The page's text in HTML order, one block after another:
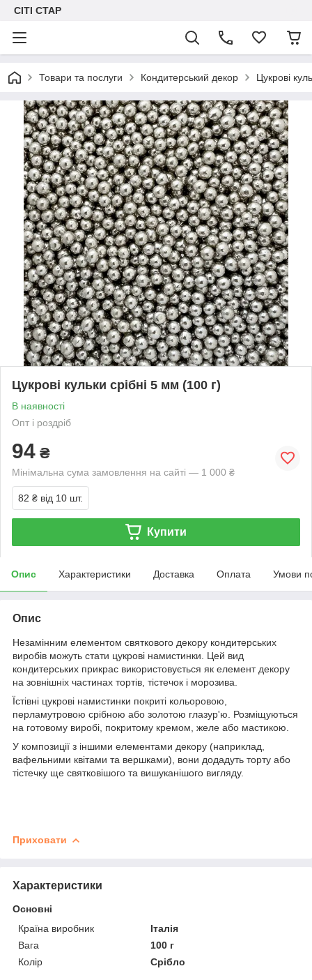
СІТІ СТАР
Товари та послуги Кондитерський декор Цукрові
Цукрові кульки срібні 5 мм (100 г)
В наявності
Опт і роздріб
94 ₴
Мінімальна сума замовлення на сайті — 1 000 ₴
82 ₴ від 10 шт.
Купити
Опис Характеристики Доставка Оплата Умови
Опис
Незамінним елементом святкового декору кондитерських
виробів можуть стати цукрові намистинки. Цей вид
кондитерських прикрас використовується як елемент декору
на зовнішніх частинах тортів, тістечок і морозива.
Їстівні цукрові намистинки покриті кольоровою,
перламутровою срібною або золотою глазур'ю. Розміщуються
на готовому виробі, покритому кремом, желе або мастикою.
У композиції з іншими елементами декору (наприклад,
вафельними квітами та вершками), вони додадуть торту або
тістечку ще святковішого та вишуканішого вигляду.
Приховати
Характеристики
Основні
Країна виробник
Італія
Вага
100 г
Колір
Срібло